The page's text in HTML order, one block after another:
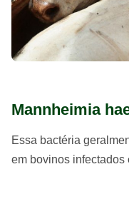
Mannheimia
Essa bactéria
em bovinos infectados